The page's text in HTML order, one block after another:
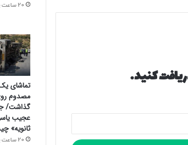
کنید.
20 ساعت پیش
مصدوم
گذاشت/
عجیب
ثانویه»
20 ساعت پیش